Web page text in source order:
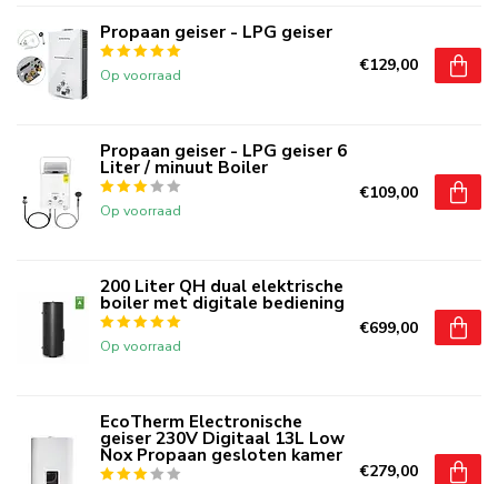
Propaan geiser - LPG geiser
Op voorraad €129,00
Propaan geiser - LPG geiser 6
Liter / minuut Boiler
Op voorraad
€109,00
200 Liter QH dual elektrische
boiler met digitale bediening
Op voorraad
€699,00
EcoTherm Electronische
geiser 230V Digitaal 13L Low
Nox Propaan gesloten kamer
€279,00